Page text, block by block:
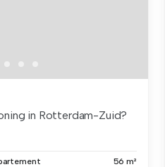
in Rotterdam-Zuid?
56 m²